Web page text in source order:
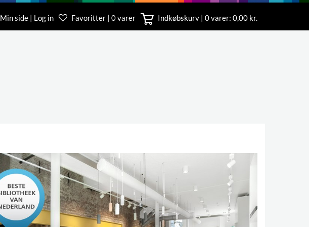
Min side | Log in Favoritter | 0 varer Indkøbskurv | 0varer: 0,00 kr.
Kundeservice
76 78 26 11